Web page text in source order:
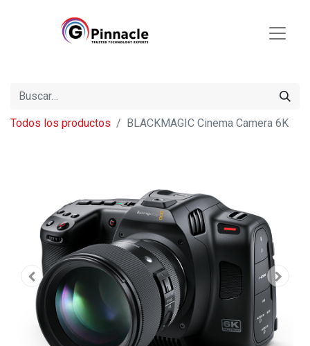
Todos los productos BLACKMAGIC Cinema Camera 6K